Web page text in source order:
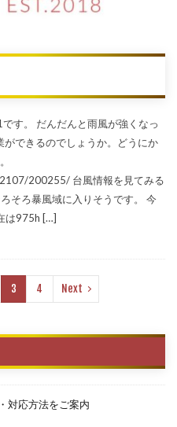
す。 だんだんと雨風が強くなっ
できるのでしょうか。どうにか
200255/ 台風情報を見てみる
そろ暴風域に入りそうです。 今
は975h […]
3 4 Next
対応方法をご案内